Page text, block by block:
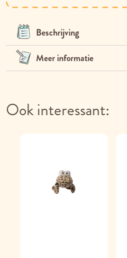
Beschrijving
Meer informatie
Ook interessant: